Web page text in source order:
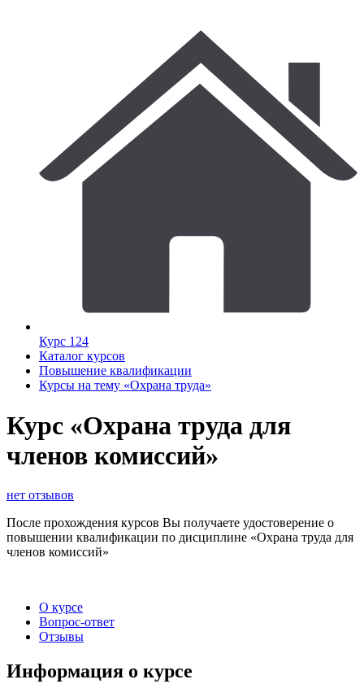
Курс 124
Каталог курсов
Повышение квалификации
Курсы на тему «Охрана труда»
Курс «Охрана труда для
членов комиссий»
нет отзывов
После прохождения курсов Вы получаете удостоверение о
повышении квалификации по дисциплине «Охрана труда для
членов комиссий»
О курсе
Вопрос-ответ
Отзывы
Информация о курсе